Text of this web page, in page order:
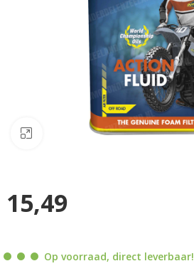
Klik om te vergroten
15,49
Op voorraad, direct leverbaar!